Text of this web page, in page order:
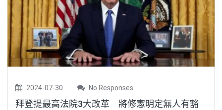
2024-07-30 No Responses
拜登提最高法院3大改革 將修憲明定無人有豁